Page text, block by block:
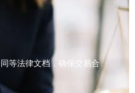
等法律文档，确保交易合